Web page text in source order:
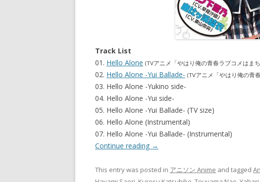
Track List
01. Hello Alone (TVアニメ「やはり俺の青春ラブコメはま
02. Hello Alone -Yui Ballade- (TVアニメ「やはり俺の青
03. Hello Alone -Yukino side-
04. Hello Alone -Yui side-
05. Hello Alone -Yui Ballade- (TV size)
06. Hello Alone (Instrumental)
07. Hello Alone -Yui Ballade- (Instrumental)
Continue reading →
This entry was posted in アニソン Anime and tagged